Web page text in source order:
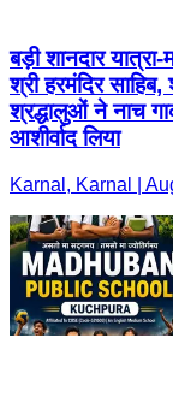
बड़ी शानदार यात्रा-
श्री हरमंदिर साहिब,
श्रद्धालुओं ने नाच
आशीर्वाद लिया
Karnal, Karnal |